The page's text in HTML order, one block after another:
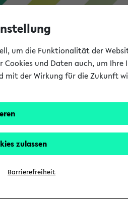
eKVV
Bitte beachten Sie
um die Funktionalität der
Cookies und Daten auch, um
mit der Wirkung für die Zukunft
zulassen
Barrierefreiheit